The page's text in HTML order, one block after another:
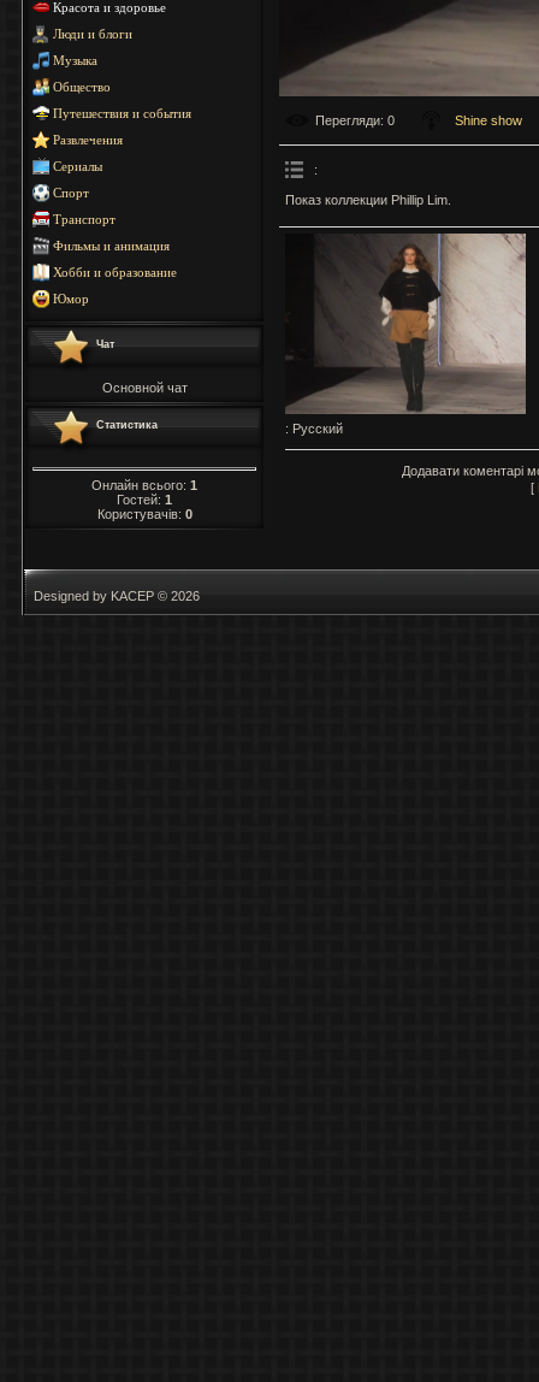
Красота и здоровье
Люди и блоги
Музыка
Общество
Путешествия и события
Развлечения
Сериалы
Спорт
Транспорт
Фильмы и анимация
Хобби и образование
Юмор
Чат
Основной чат
Статистика
Онлайн всього: 1
Гостей: 1
Користувачів: 0
Перегляди: 0 Shine show
:
Показ коллекции Phillip Lim.
: Русский
Додавати коментарі
[
Designed by KACEP © 2026